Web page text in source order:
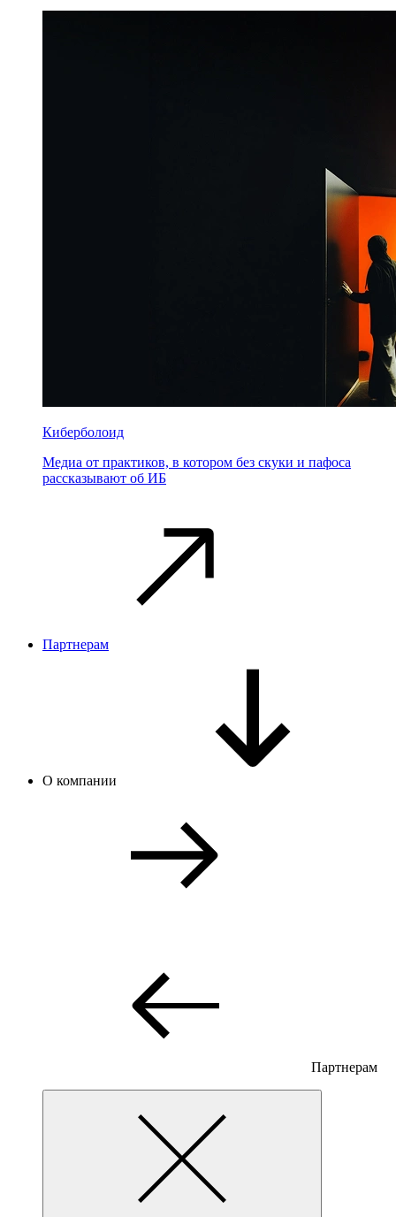
Киберболоид
Медиа от практиков, в котором без скуки и пафоса
рассказывают об ИБ
Партнерам
О компании
Партнерам